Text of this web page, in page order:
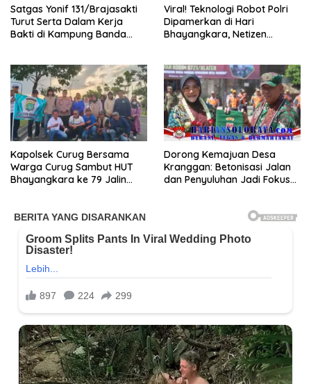
Satgas Yonif 131/Brajasakti
Turut Serta Dalam Kerja
Bakti di Kampung Banda
Viral! Teknologi Robot Polri
Dipamerkan di Hari
Bhayangkara, Netizen
Kapolsek Curug Bersama
Warga Curug Sambut HUT
Bhayangkara ke 79 Jalin
Dorong Kemajuan Desa
Kranggan: Betonisasi Jalan
dan Penyuluhan Jadi Fokus